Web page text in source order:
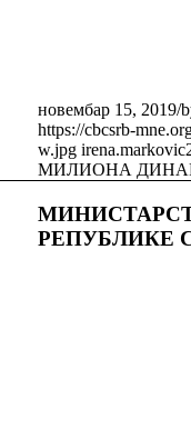
новембар 15, 2019/
https://cbcsrb-
w.jpg irena.markovic
МИЛИОНА
РЕПУБЛИКЕ